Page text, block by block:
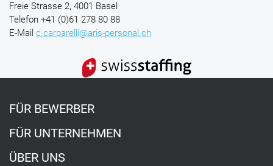
Freie Strasse 2, 4001 Basel
Telefon +41 (0)61 278 80 88
E-Mail c.carparelli@aris-personal.ch
FÜR BEWERBER
FÜR UNTERNEHMEN
ÜBER UNS